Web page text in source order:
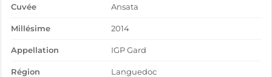
Cuvée Ansata
Millésime 2014
Appellation IGP Gard
Région Languedoc